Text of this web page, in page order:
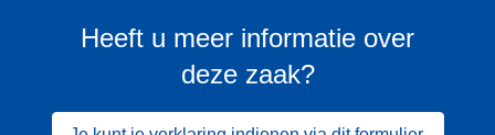
Heeft u meer informatie over
deze zaak?